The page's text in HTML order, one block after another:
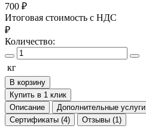
700 ₽
Итоговая стоимость с НДС
₽
Количество:
кг
В корзину
Купить в 1 клик
Описание
Дополнительные
Сертификаты (4)
Отзывы (1)